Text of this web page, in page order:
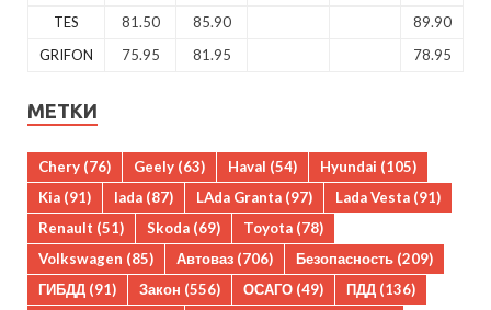
TES
81.50 85.90
89.90
GRIFON
75.95 81.95 78.95
МЕТКИ
Chery (76) Geely (63) Haval (54) Hyundai (105)
Kia (91) lada (87) LAda Granta (97) Lada Vesta (91)
Renault (51) Skoda (69) Toyota (78)
Volkswagen (85) Автоваз (706) Безопасность (209)
ГИБДД (91) Закон (556) ОСАГО (49) ПДД (136)